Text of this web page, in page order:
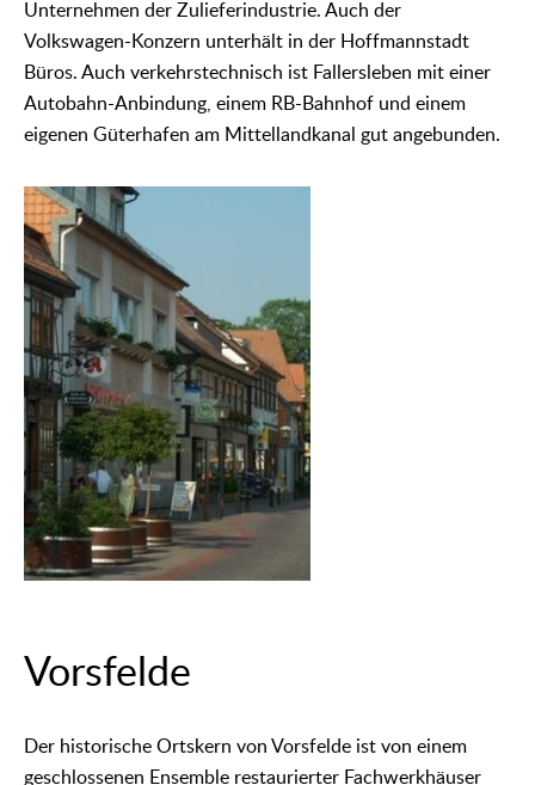
Unternehmen der Zulieferindustrie. Auch der
Volkswagen-Konzern unterhält in der Hoffmannstadt
Büros. Auch verkehrstechnisch ist Fallersleben mit einer
Autobahn-Anbindung, einem RB-Bahnhof und einem
eigenen Güterhafen am Mittellandkanal gut angebunden.
Vorsfelde
Der historische Ortskern von Vorsfelde ist von einem
geschlossenen Ensemble restaurierter Fachwerkhäuser